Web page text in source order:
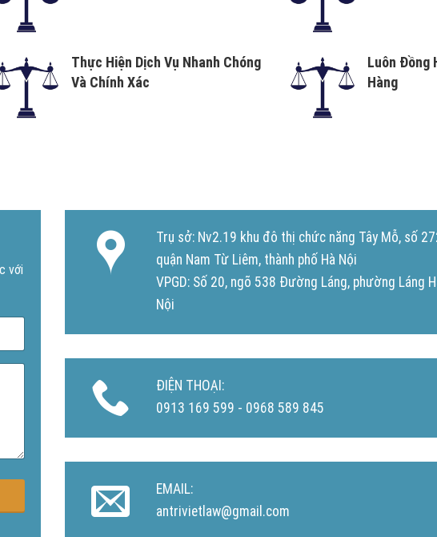
Thực Hiện Dịch Vụ Nhanh Chóng
Và Chính Xác
Luôn Đồng
Hàng
với
Trụ sở: Nv2.19 khu đô thị chức năng Tây Mỗ, số
quận Nam Từ Liêm, thành phố Hà Nội
VPGD: Số 20, ngõ 538 Đường Láng, phường Láng
Nội
ĐIỆN THOẠI:
0913 169 599 - 0968 589 845
EMAIL:
antrivietlaw@gmail.com